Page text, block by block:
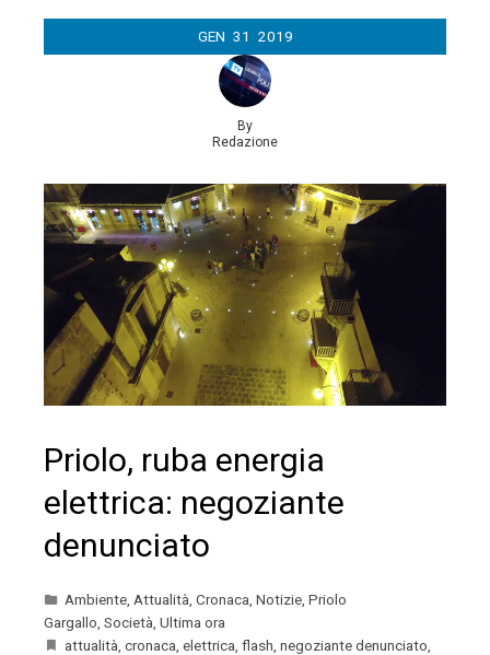
GEN 31 2019
By
Redazione
Priolo, ruba energia
elettrica: negoziante
denunciato
Ambiente Attualità Cronaca Notizie Priolo
Gargallo Società Ultima ora
attualità cronaca elettrica flash negoziante denunciato